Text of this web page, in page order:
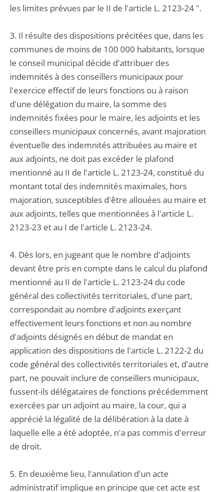
les limites prévues par le II de l'article L. 2123-24 ".
3. Il résulte des dispositions précitées que, dans les
communes de moins de 100 000 habitants, lorsque
le conseil municipal décide d'attribuer des
indemnités à des conseillers municipaux pour
l'exercice effectif de leurs fonctions ou à raison
d'une délégation du maire, la somme des
indemnités fixées pour le maire, les adjoints et les
conseillers municipaux concernés, avant majoration
éventuelle des indemnités attribuées au maire et
aux adjoints, ne doit pas excéder le plafond
mentionné au II de l'article L. 2123-24, constitué du
montant total des indemnités maximales, hors
majoration, susceptibles d'être allouées au maire et
aux adjoints, telles que mentionnées à l'article L.
2123-23 et au I de l'article L. 2123-24.
4. Dès lors, en jugeant que le nombre d'adjoints
devant être pris en compte dans le calcul du plafond
mentionné au II de l'article L. 2123-24 du code
général des collectivités territoriales, d'une part,
correspondait au nombre d'adjoints exerçant
effectivement leurs fonctions et non au nombre
d'adjoints désignés en début de mandat en
application des dispositions de l'article L. 2122-2 du
code général des collectivités territoriales et, d'autre
part, ne pouvait inclure de conseillers municipaux,
fussent-ils délégataires de fonctions précédemment
exercées par un adjoint au maire, la cour, qui a
apprécié la légalité de la délibération à la date à
laquelle elle a été adoptée, n'a pas commis d'erreur
de droit.
5. En deuxième lieu, l'annulation d'un acte
administratif implique en principe que cet acte est